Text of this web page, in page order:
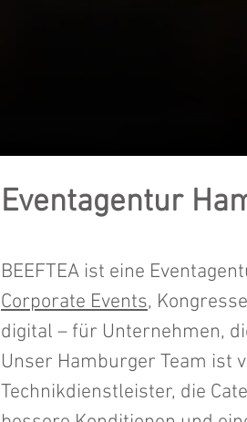
Eventagentur
BEEFTEA ist eine
Corporate Events,
digital – für Unternehmen,
Unser Hamburger Team ist
Technikdienstleister, die